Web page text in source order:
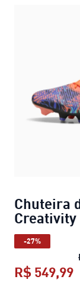
Chuteira
Creativity
-27%
R$ 549,99